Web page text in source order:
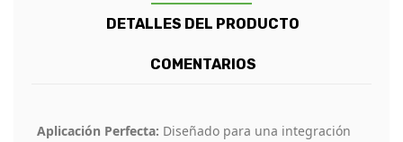
DETALLES DEL PRODUCTO
COMENTARIOS
Aplicación Perfecta: Diseñado para una integración